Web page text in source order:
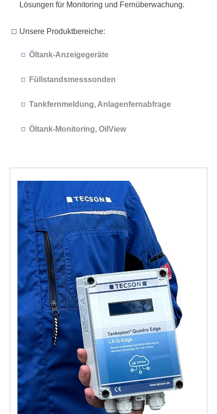
Lösungen für Monitoring und Fernüberwachung.
Unsere Produktbereiche:
Öltank-Anzei­ge­ge­räte
Füll­stands­mess­sonden
Tank­fern­mel­dung, Anla­gen­fern­ab­frage
Öltank-Moni­to­ring, OilView